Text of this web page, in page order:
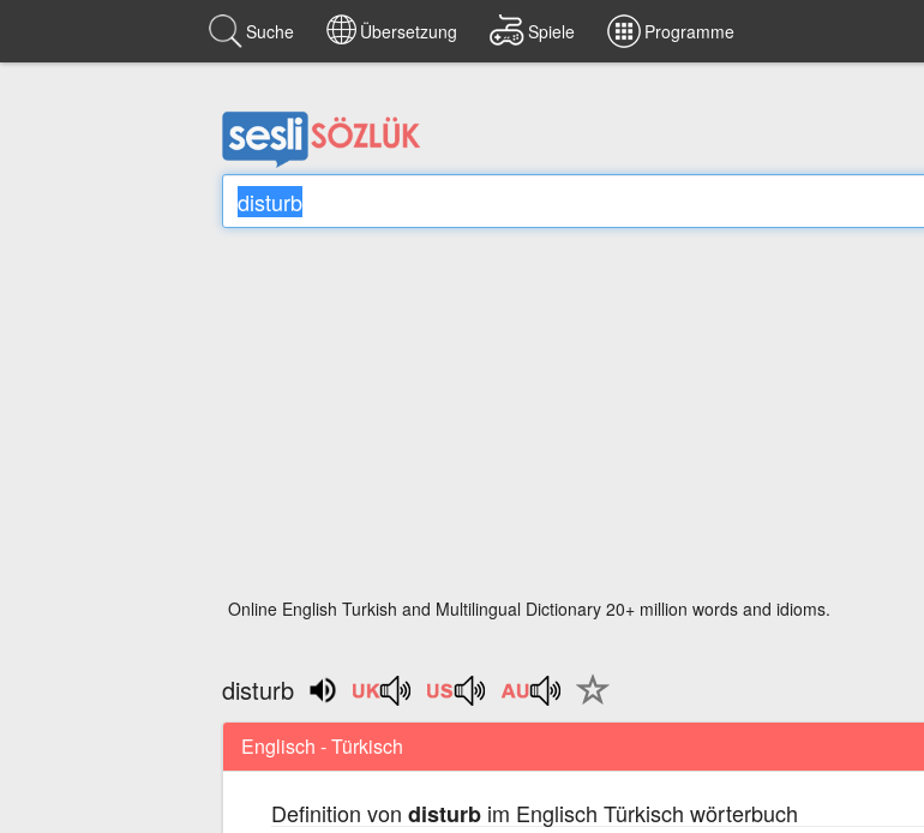
Suche Übersetzung Spiele Programme
Online English Turkish and Multilingual Dictionary 20+ million words and idioms.
disturb
Englisch - Türkisch
Definition von disturbim Englisch Türkisch wörterbuch